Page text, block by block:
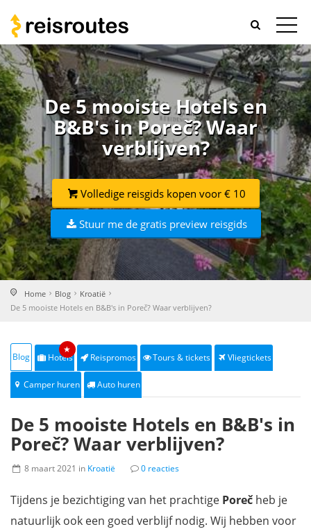
De 5 mooiste Hotels en
B&B's in Poreč? Waar
verblijven?
Volledige reisgids kopen voor € 10
Stuur me de gratis preview reisgids
Home Blog
Kroatië
De 5 mooiste Hotels en B&B's in Poreč? Waar verblijven?
Blog Hotels
★
Reispromos Tours & tickets Vliegtickets
Camper huren Auto huren
De 5 mooiste Hotels en B&B's in
Poreč? Waar verblijven?
8 maart 2021 in Kroatië 0 reacties
Tijdens je bezichtiging van het prachtige Poreč heb je
natuurlijk ook een goed verblijf nodig. Wij hebben voor